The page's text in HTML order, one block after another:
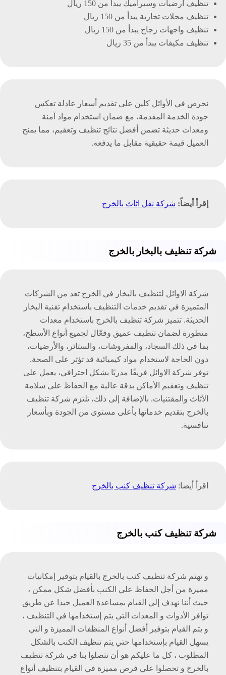
تنظيف أرضيات وسيراميك يبدأ من 150 ريال
تنظيف محلات تجارية يبدأ من 150 ريال
تنظيف واجهات زجاج يبدأ من 150 ريال
تنظيف مكيفات يبدأ من 35 ريال
نحرص في الأوائل كلين على تقديم أسعار عادلة تعكس
جودة الخدمة المقدمة، مع ضمان استخدام مواد آمنة
ومعدات حديثة تضمن أفضل نتائج تنظيف وتعقيم، مما يمنح
العميل قيمة حقيقية مقابل ما يدفعه.
إقرأ أيضاً: شركة نقل اثاث بالخرج
شركة تنظيف بالبخار بالخرج
شركة الاوائل لتنظيف بالبخار في الخرج تعد من الشركات
المتميزة في تقديم خدمات التنظيف باستخدام تقنية البخار
الحديثة. تتميز شركة تنظيف بالخرج باستخدام معدات
متطورة لضمان تنظيف عميق وفعّال لجميع أنواع الأسطح،
بما في ذلك السجاد، والمفروشات، والستائر، والأرضيات،
دون الحاجة لاستخدام مواد كيميائية قد تؤثر على الصحة.
توفر شركة الاوائل فريقًا مدربًا بشكل احترافي، يعمل على
تنظيف وتعقيم الأماكن بدقة عالية مع الحفاظ على سلامة
الأثاث والمقتنيات. بالإضافة إلى ذلك، تلتزم شركة تنظيف
بالخرج بتقديم خدماتها بأعلى مستوى من الجودة وبأسعار
تنافسية.
اقرأ أيضا: شركة تنظيف كنب بالخرج
شركة تنظيف كنب بالخرج
و تهتم شركة تنظيف كنب بالخرج بالقيام بتوفير إمكانيات
مميزة من أجل الحفاظ علي الكنب بأفضل شكل ممكن ،
حيث أننا نهدف إلي القيام بمساعدة العميل جيدا عن طريق
توافر الأدوات و المعدات التي يتم إستخدامها في التنظيف ،
و يتم القيام بتوفير أفضل أنواع المنظفات المميزة و التي
يسهل القيام بإستخدامها حتي يتم تنظيف الكنب بالشكل
المطلوب ، كل ما عليكم هو أن تتصلوا بنا في شركة تنظيف
بالخرج و تحصلوا علي فرص مميزة في القيام بتنظيف أنواع